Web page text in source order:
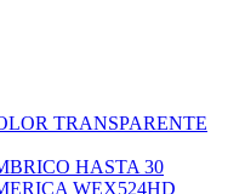
TRANSPARENTE
HASTA 30
WEX524HD